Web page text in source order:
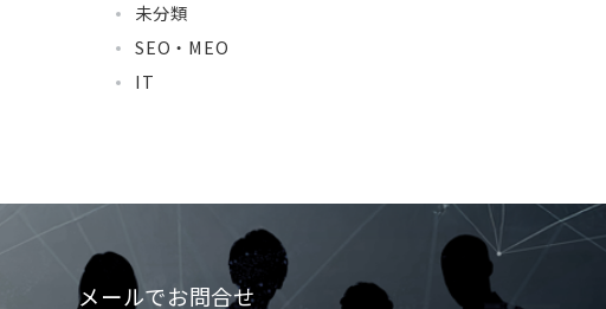
未分類
SEO・MEO
IT
メールでお問合せ